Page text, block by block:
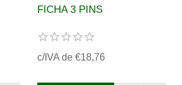
FICHA 3 PINS
c/IVA de €18,76